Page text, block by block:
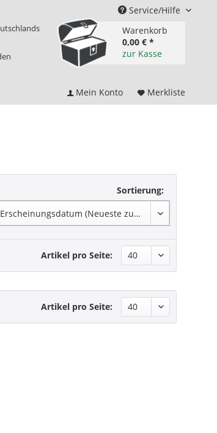
Service/Hilfe
Warenkorb
0,00 € *
zur Kasse
Mein Konto Merkliste
Sortierung:
Artikel pro Seite:
Artikel pro Seite: